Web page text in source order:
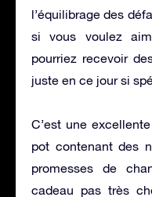
l’équilibrage des
si vous voulez
pourriez recevoir
juste en ce jour si
C’est une
pot contenant des
promesses de
cadeau pas très